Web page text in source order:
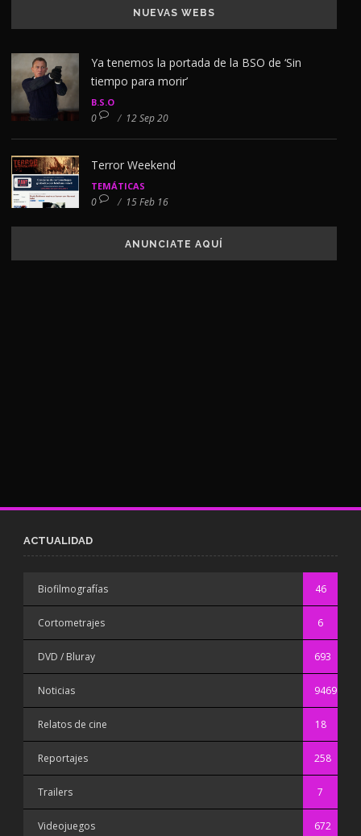
NUEVAS WEBS
Ya tenemos la portada de la BSO de ‘Sin
tiempo para morir’
B.S.O
0 / 12 Sep 20
Terror Weekend
TEMÁTICAS
0 / 15 Feb 16
ANUNCIATE AQUÍ
ACTUALIDAD
Biofilmografías 46
Cortometrajes 6
DVD / Bluray 693
Noticias 9469
Relatos de cine 18
Reportajes 258
Trailers 7
Videojuegos 672